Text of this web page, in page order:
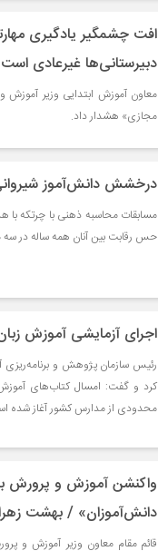
افت چشمگیر یادگیری
دبیرستانی‌ها غیرعادی است
معاون آموزش ابتدایی وزیر
مجازی» هشدار داد.
درخشش دانش‌آموز
مسابقات محاسبه ذهنی با چرتکه
حس رقابت بین آنان همه ساله در سه
اجرای آزمایشی آموزش
رئیس سازمان پژوهش و برنامه‌ریزی
کرد و گفت: امسال کتاب‌های آموزش
محدودی از مدارس کشور آغاز شده
واکنشن آموزش و پرورش
دانش‌آموزان» / بهشت
قائم مقام معاون وزیر آموزش و